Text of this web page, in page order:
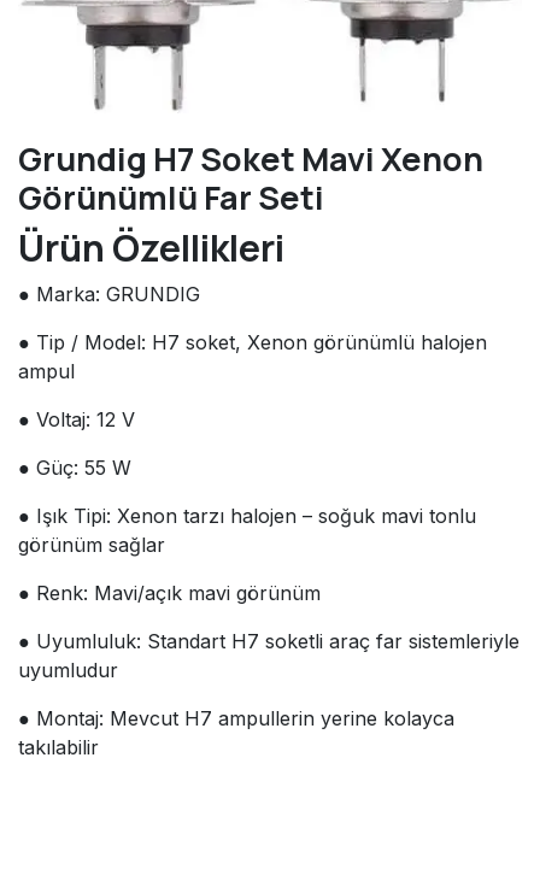
Grundig H7 Soket Mavi Xenon
Görünümlü Far Seti
Ürün Özellikleri
● Marka: GRUNDIG
● Tip / Model: H7 soket, Xenon görünümlü halojen
ampul
● Voltaj: 12 V
● Güç: 55 W
● Işık Tipi: Xenon tarzı halojen – soğuk mavi tonlu
görünüm sağlar
● Renk: Mavi/açık mavi görünüm
● Uyumluluk: Standart H7 soketli araç far sistemleriyle
uyumludur
● Montaj: Mevcut H7 ampullerin yerine kolayca
takılabilir